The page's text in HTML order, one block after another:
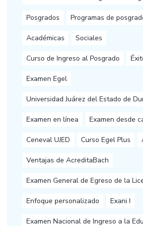
Posgrados Programas de
Académicas Sociales
Curso de Ingreso al Posgrado
Examen Egel
Universidad Juárez del Estado de
Examen en línea Examen desde
Ceneval UJED Curso Egel Plus
Ventajas de AcreditaBach
Examen General de Egreso de la
Enfoque personalizado Exani I
Examen Nacional de Ingreso a la